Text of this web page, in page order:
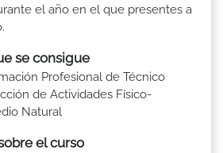
el año en el que presentes a
se consigue
Profesional de Técnico
de Actividades Físico-
Natural
el curso